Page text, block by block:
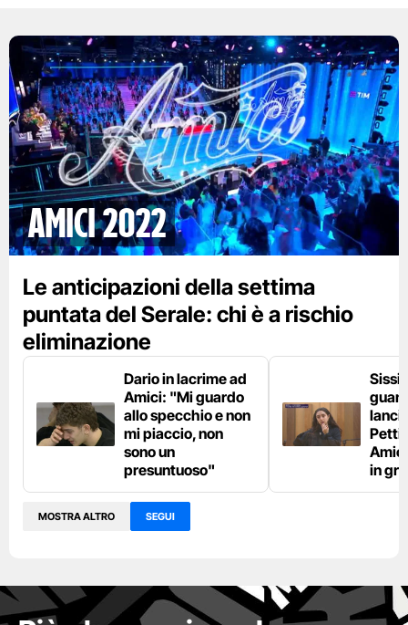
Amici 2022
Le anticipazioni della settima
puntata del Serale: chi è a rischio
eliminazione
Dario in lacrime ad
Amici: "Mi guardo
allo specchio e non
mi piaccio, non
sono un
presuntuoso"
Sissi
in
MOSTRA ALTRO SEGUI